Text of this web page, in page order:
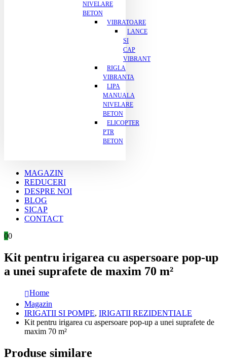
NIVELARE
BETON
VIBRATOARE
LANCE
SI
CAP
VIBRANT
RIGLA
VIBRANTA
LIPA
MANUALA
NIVELARE
BETON
ELICOPTER
PTR
BETON
MAGAZIN
REDUCERI
DESPRE NOI
BLOG
SICAP
CONTACT
00
Kit pentru irigarea cu aspersoare pop-up
a unei suprafete de maxim 70 m²
Home
Magazin
IRIGATII SI POMPE, IRIGATII REZIDENTIALE
Kit pentru irigarea cu aspersoare pop-up a unei suprafete de
maxim 70 m²
Produse similare